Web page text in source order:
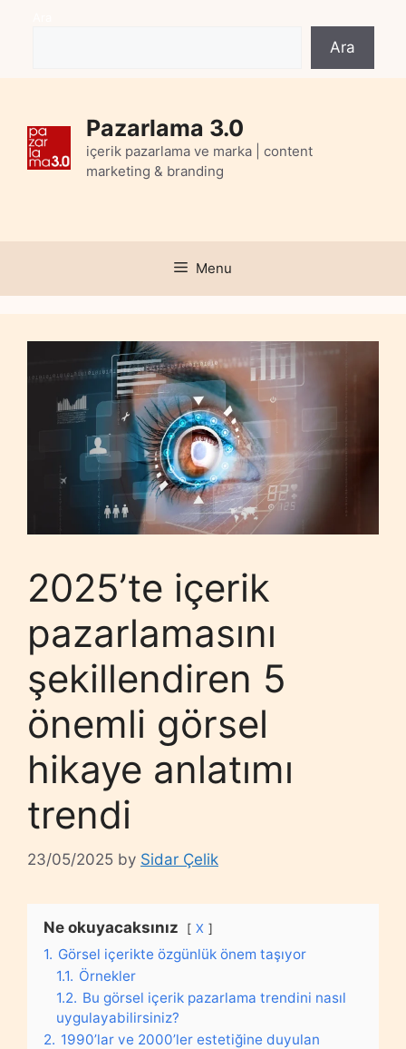
Ara
Pazarlama 3.0
içerik pazarlama ve marka | content
marketing & branding
Menu
2025’te içerik
pazarlamasını
şekillendiren 5
önemli görsel
hikaye anlatımı
trendi
23/05/2025 by Sidar Çelik
Ne okuyacaksınız X
1. Görsel içerikte özgünlük önem taşıyor
1.1. Örnekler
1.2. Bu görsel içerik pazarlama trendini nasıl
uygulayabilirsiniz?
2. 1990’lar ve 2000’ler estetiğine duyulan